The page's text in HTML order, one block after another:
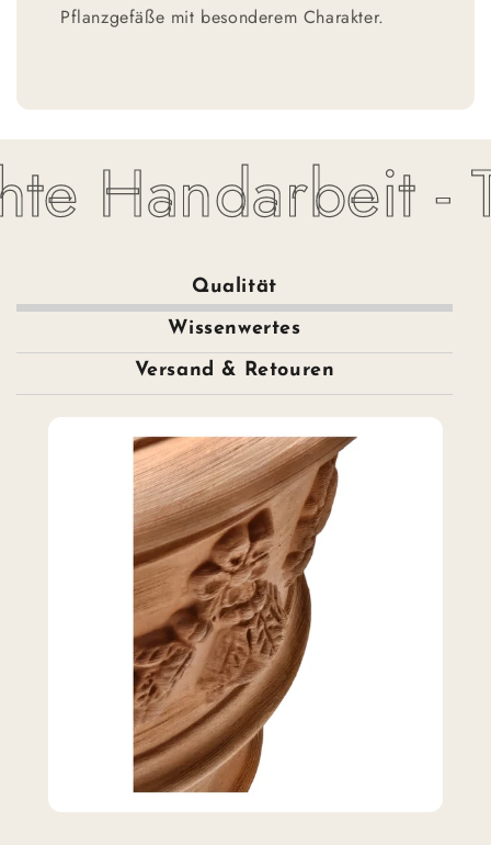
Pflanzgefäße mit besonderem Charakter.
Handarbeit -
Qualität
Wissenwertes
Versand & Retouren